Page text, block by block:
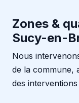
Zones &
Sucy-en-
Nous
de la commune,
des